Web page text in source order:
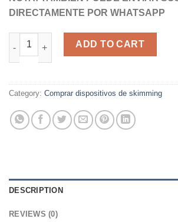
DIRECTAMENTE POR WHATSAPP
Skimmer de inserción profunda NCR
ADD TO CART
Category: Comprar dispositivos de skimming
DESCRIPTION
REVIEWS (0)